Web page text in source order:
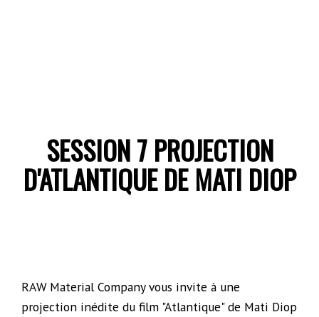
SESSION 7 PROJECTION
D'ATLANTIQUE DE MATI DIOP
RAW Material Company vous invite à une
projection inédite du film "Atlantique" de Mati Diop